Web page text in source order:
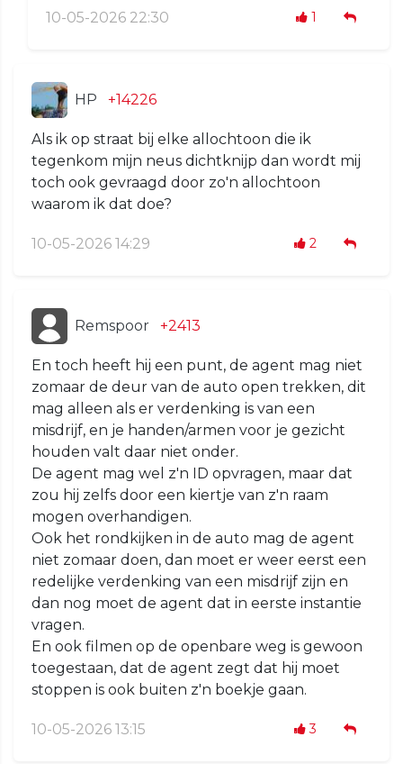
10-05-2026 22:30 1
HP +14226
Als ik op straat bij elke allochtoon die ik
tegenkom mijn neus dichtknijp dan wordt mij
toch ook gevraagd door zo'n allochtoon
waarom ik dat doe?
10-05-2026 14:29 2
Remspoor +2413
En toch heeft hij een punt, de agent mag niet
zomaar de deur van de auto open trekken, dit
mag alleen als er verdenking is van een
misdrijf, en je handen/armen voor je gezicht
houden valt daar niet onder.
De agent mag wel z'n ID opvragen, maar dat
zou hij zelfs door een kiertje van z'n raam
mogen overhandigen.
Ook het rondkijken in de auto mag de agent
niet zomaar doen, dan moet er weer eerst een
redelijke verdenking van een misdrijf zijn en
dan nog moet de agent dat in eerste instantie
vragen.
En ook filmen op de openbare weg is gewoon
toegestaan, dat de agent zegt dat hij moet
stoppen is ook buiten z'n boekje gaan.
10-05-2026 13:15 3